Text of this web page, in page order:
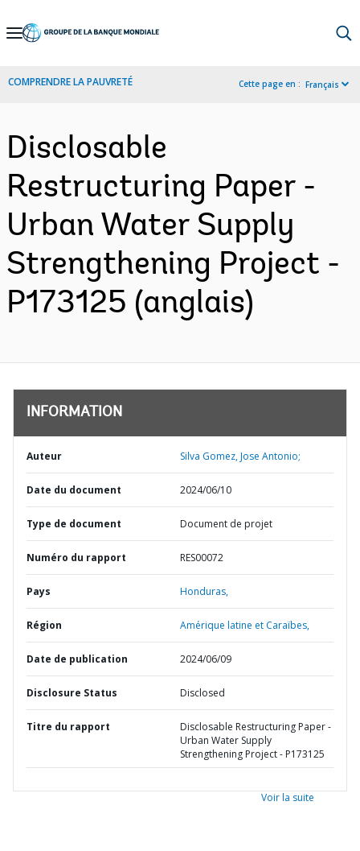
Skip
Navigation
COMPRENDRE LA PAUVRETÉ Cette page en : Français
Disclosable
Restructuring Paper -
Urban Water Supply
Strengthening Project -
P173125 (anglais)
INFORMATION
Auteur Silva Gomez, Jose Antonio;
Date du document 2024/06/10
Type de document Document de projet
Numéro du rapport RES00072
Pays Honduras,
Région Amérique latine et Caraïbes,
Date de publication 2024/06/09
Disclosure Status Disclosed
Titre du rapport
Disclosable Restructuring Paper -
Urban Water Supply
Strengthening Project - P173125
Voir la suite